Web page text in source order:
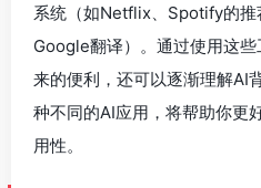
系统（如Netflix、Spotify的推
Google翻译）。通过使用这
来的便利，还可以逐渐理解AI
种不同的AI应用，将帮助你更
用性。